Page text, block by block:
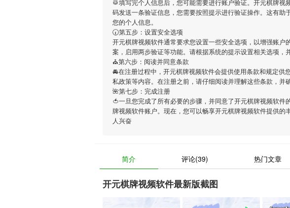
🥁填写完个人信息后，您可能需要进行账户验证。 开元棋牌视
码发送一条验证信息，您需要按照提示进行验证操作。这有助
您的个人信息。
🕢第五步：设置安全选项
开元棋牌视频软件通常要求您设置一些安全选项，以增强账户
案，启用两步验证等功能。请根据系统的提示设置相关选项，
⛪️第六步：阅读并同意条款
🚘在注册过程中， 开元棋牌视频软件会提供使用条款和规定供
私政策等内容。在注册之前，请仔细阅读并理解这些条款，并
🌺第七步：完成注册
🍅一旦您完成了所有必要的步骤，并同意了开元棋牌视频软件
牌视频软件账户。现在，您可以畅享开元棋牌视频软件提供的
人兴奋
简介 评论(39) 热门文章
开元棋牌视频软件最新版截图